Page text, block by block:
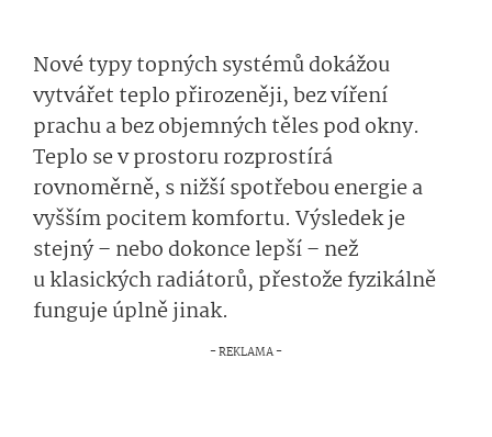
Nové typy topných systémů dokážou
vytvářet teplo přirozeněji, bez víření
prachu a bez objemných těles pod okny.
Teplo se v prostoru rozprostírá
rovnoměrně, s nižší spotřebou energie a
vyšším pocitem komfortu. Výsledek je
stejný – nebo dokonce lepší – než
u klasických radiátorů, přestože fyzikálně
funguje úplně jinak.